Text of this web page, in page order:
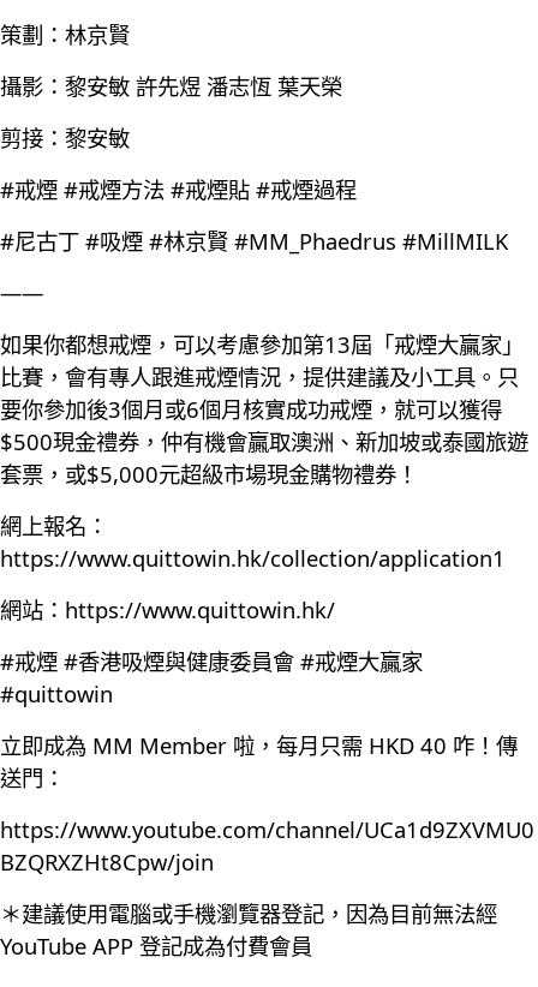
策劃：林京賢
攝影：黎安敏 許先煜 潘志恆 葉天榮
剪接：黎安敏
#戒煙 #戒煙方法 #戒煙貼 #戒煙過程
#尼古丁 #吸煙 #林京賢 #MM_Phaedrus #MillMILK
——
如果你都想戒煙，可以考慮參加第13屆「戒煙大贏家」
比賽，會有專人跟進戒煙情況，提供建議及小工具。只
要你參加後3個月或6個月核實成功戒煙，就可以獲得
$500現金禮券，仲有機會贏取澳洲、新加坡或泰國旅遊
套票，或$5,000元超級市場現金購物禮券！
網上報名：
https://www.quittowin.hk/collection/application1
網站： https://www.quittowin.hk/
#戒煙 #香港吸煙與健康委員會 #戒煙大贏家
#quittowin
立即成為 MM Member 啦，每月只需 HKD 40 咋！傳
送門：
https://www.youtube.com/channel/UCa1d9ZXVMU0
BZQRXZHt8Cpw/join
＊建議使用電腦或手機瀏覽器登記，因為目前無法經
YouTube APP 登記成為付費會員